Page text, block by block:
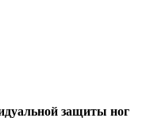
защиты ног